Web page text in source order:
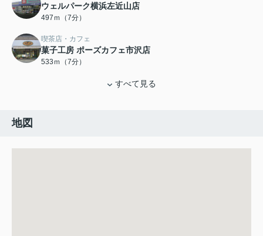
ウェルパーク横浜左近山店
497ｍ（7分）
喫茶店・カフェ
菓子工房 ポーズカフェ市沢店
533ｍ（7分）
すべて見る
地図